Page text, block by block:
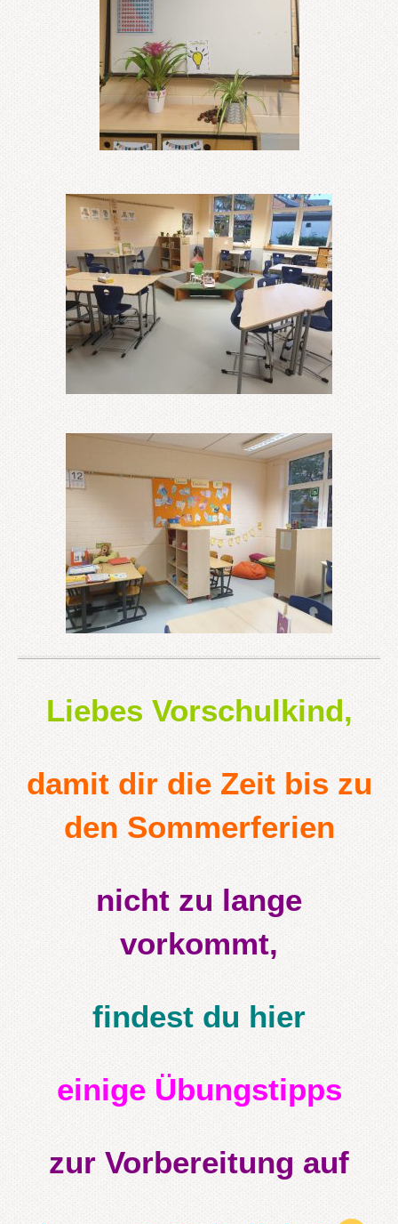
Liebes Vorschulkind,
damit dir die Zeit bis zu
den Sommerferien
nicht zu lange
vorkommt,
findest du hier
einige Übungstipps
zur Vorbereitung auf